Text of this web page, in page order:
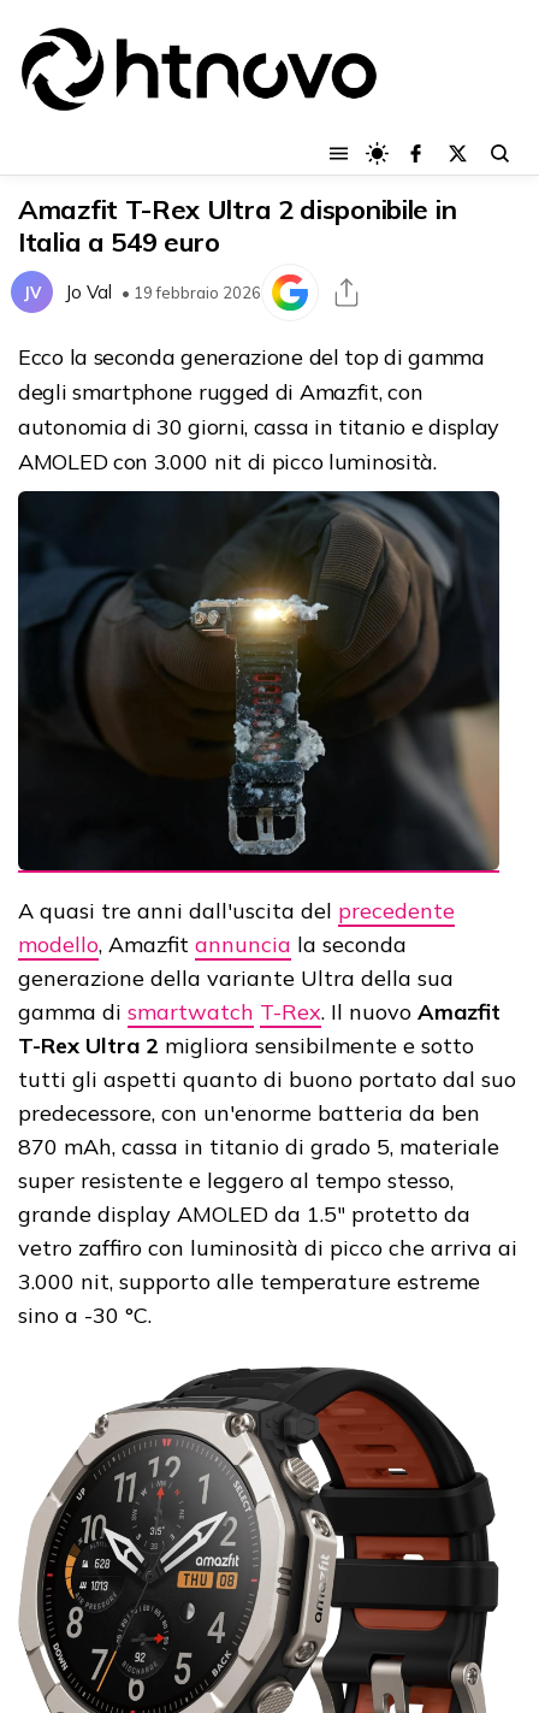
Amazfit T-Rex Ultra 2 disponibile in
Italia a 549 euro
JV Jo Val • 19 febbraio 2026
Ecco la seconda generazione del top di gamma
degli smartphone rugged di Amazfit, con
autonomia di 30 giorni, cassa in titanio e display
AMOLED con 3.000 nit di picco luminosità.
A quasi tre anni dall'uscita del precedente
modello, Amazfit annuncia la seconda
generazione della variante Ultra della sua
gamma di smartwatch T-Rex. Il nuovo Amazfit
T-Rex Ultra 2 migliora sensibilmente e sotto
tutti gli aspetti quanto di buono portato dal suo
predecessore, con un'enorme batteria da ben
870 mAh, cassa in titanio di grado 5, materiale
super resistente e leggero al tempo stesso,
grande display AMOLED da 1.5" protetto da
vetro zaffiro con luminosità di picco che arriva ai
3.000 nit, supporto alle temperature estreme
sino a -30 °C.